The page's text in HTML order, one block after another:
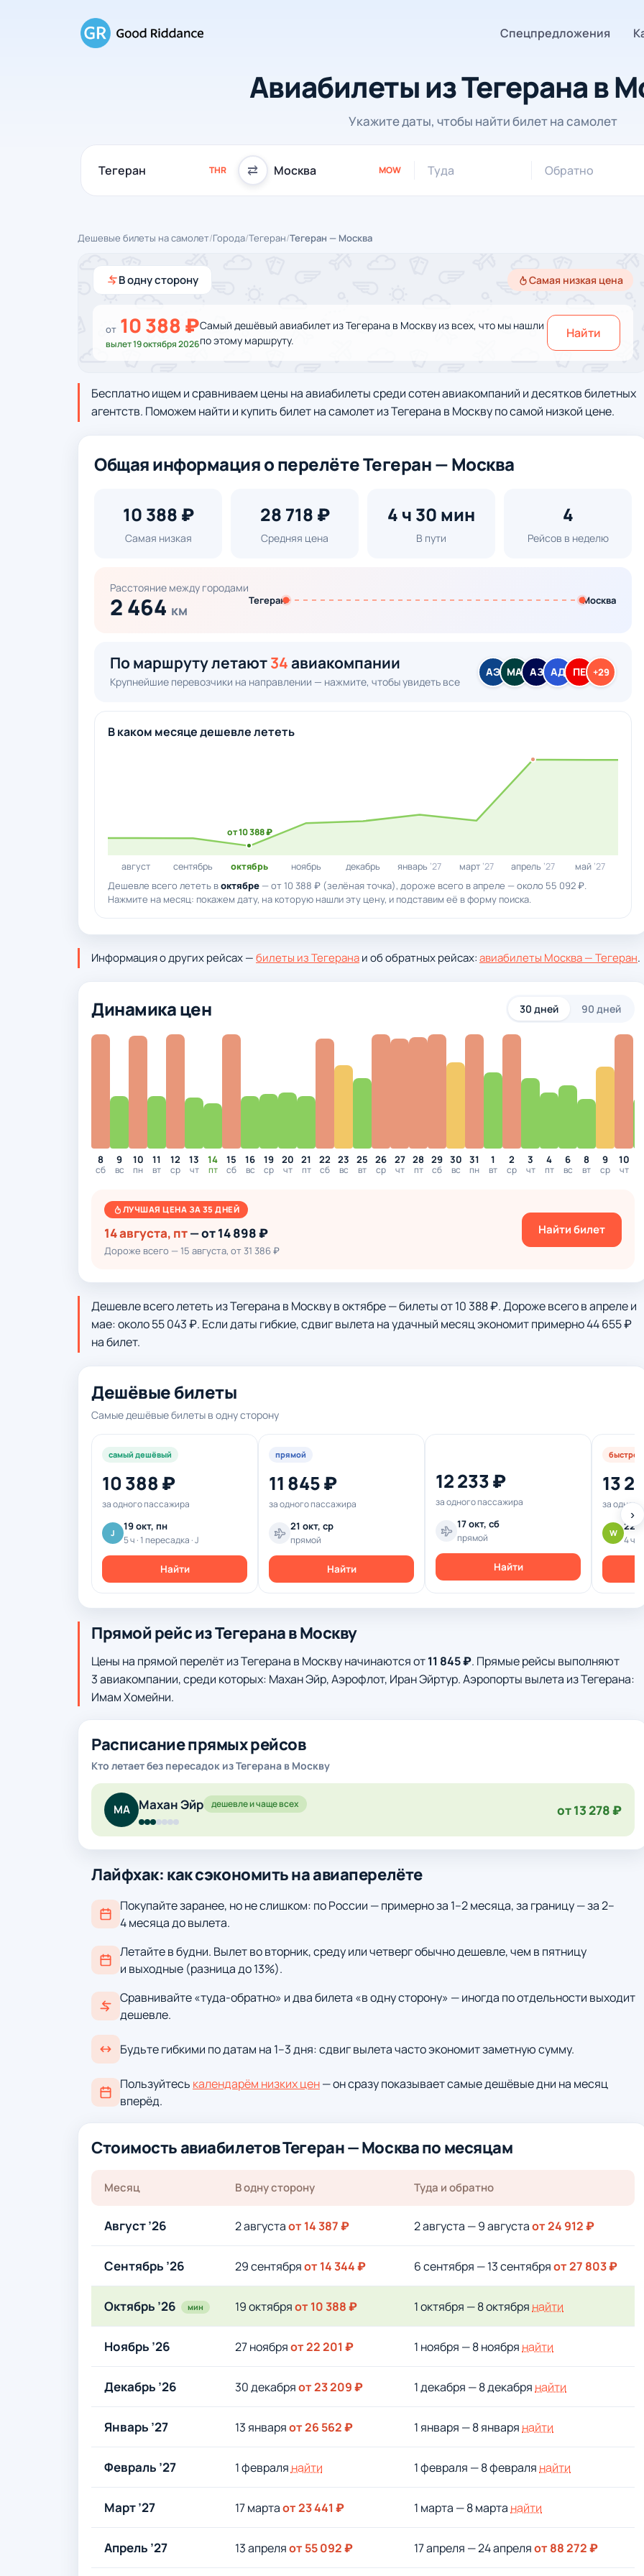
Спецпредложения
Авиабилеты из Тегерана в
Укажите даты, чтобы найти билет на самолет
THR ⇄ MOW Туда Обратно
Дешевые билеты на самолет/Города/Тегеран/Тегеран — Москва
В одну сторону Самая низкая цена
от 10 388 ₽
вылет 19 октября 2026
Самый дешёвый авиабилет из Тегерана в Москву из всех, что мы нашли
по этому маршруту.
Найти
Бесплатно ищем и сравниваем цены на авиабилеты среди сотен авиакомпаний и десятков билетных
агентств. Поможем найти и купить билет на самолет из Тегерана в Москву по самой низкой цене.
Общая информация о перелёте Тегеран — Москва
10 388 ₽
Самая низкая
28 718 ₽
Средняя цена
4 ч 30 мин
В пути
4
Рейсов в неделю
Расстояние между городами
2 464 км
Тегеран Москва
По маршруту летают34авиакомпании
Крупнейшие перевозчики на направлении — нажмите, чтобы увидеть все
АЭ МА АЗ АД ПЕ +29
В каком месяце дешевле лететь
от 10 388 ₽
август сентябрь октябрь ноябрь декабрь январь ’27 март ’27 апрель ’27 май ’27
Дешевле всего лететь воктябре — от 10 388 ₽ (зелёная точка), дороже всего в апреле — около 55 092 ₽.
Нажмите на месяц: покажем дату, на которую нашли эту цену, и подставим её в форму поиска.
Информация о других рейсах —билеты из Тегеранаи об обратных рейсах:авиабилеты Москва — Тегеран.
Динамика цен 30 дней 90 дней
8
сб
9
вс
10
пн
11
вт
12
ср
13
чт
14
пт
15
сб
16
вс
19
ср
20
чт
21
пт
22
сб
23
вс
25
вт
26
ср
27
чт
28
пт
29
сб
30
вс
31
пн
1
вт
2
ср
3
чт
4
пт
6
вс
8
вт
9
ср
10
чт
ЛУЧШАЯ ЦЕНА ЗА 35 ДНЕЙ
14 августа, пт— от 14 898 ₽
Дороже всего — 15 августа, от 31 386 ₽
Найти билет
Дешевле всего лететь из Тегерана в Москву в октябре — билеты от 10 388 ₽. Дороже всего в апреле и
мае: около 55 043 ₽. Если даты гибкие, сдвиг вылета на удачный месяц экономит примерно 44 655 ₽
на билет.
Дешёвые билеты
Самые дешёвые билеты в одну сторону
›
самый дешёвый
10 388 ₽
за одного пассажира
J
19 окт, пн
5 ч · 1 пересадка · J
Найти
прямой
11 845 ₽
за одного пассажира
21 окт, ср
прямой
Найти
12 233 ₽
за одного пассажира
17 окт, сб
прямой
Найти
быстрее
13
за
W
22
4 ч
Прямой рейс из Тегерана в Москву
Цены на прямой перелёт из Тегерана в Москву начинаются от11 845 ₽. Прямые рейсы выполняют
3 авиакомпании, среди которых: Махан Эйр, Аэрофлот, Иран Эйртур. Аэропорты вылета из Тегерана:
Имам Хомейни.
Расписание прямых рейсов
Кто летает без пересадок из Тегерана в Москву
МА Махан Эйр дешевле и чаще всех от 13 278 ₽
Лайфхак: как сэкономить на авиаперелёте
Покупайте заранее, но не слишком: по России — примерно за 1–2 месяца, за границу — за 2–
4 месяца до вылета.
Летайте в будни. Вылет во вторник, среду или четверг обычно дешевле, чем в пятницу
и выходные (разница до 13%).
Сравнивайте «туда-обратно» и два билета «в одну сторону» — иногда по отдельности выходит
дешевле.
Будьте гибкими по датам на 1–3 дня: сдвиг вылета часто экономит заметную сумму.
Пользуйтесь календарём низких цен— он сразу показывает самые дешёвые дни на месяц
вперёд.
Стоимость авиабилетов Тегеран — Москва по месяцам
Месяц В одну сторону Туда и обратно
Август ’26 2 августаот 14 387 ₽ 2 августа — 9 августаот 24 912 ₽
Сентябрь ’26 29 сентябряот 14 344 ₽ 6 сентября — 13 сентябряот 27 803 ₽
Октябрь ’26 мин 19 октябряот 10 388 ₽ 1 октября — 8 октября найти
Ноябрь ’26 27 ноябряот 22 201 ₽ 1 ноября — 8 ноября найти
Декабрь ’26 30 декабряот 23 209 ₽ 1 декабря — 8 декабря найти
Январь ’27 13 январяот 26 562 ₽ 1 января — 8 января найти
Февраль ’27 1 февраля найти 1 февраля — 8 февраля найти
Март ’27 17 мартаот 23 441 ₽ 1 марта — 8 марта найти
Апрель ’27 13 апреляот 55 092 ₽ 17 апреля — 24 апреляот 88 272 ₽